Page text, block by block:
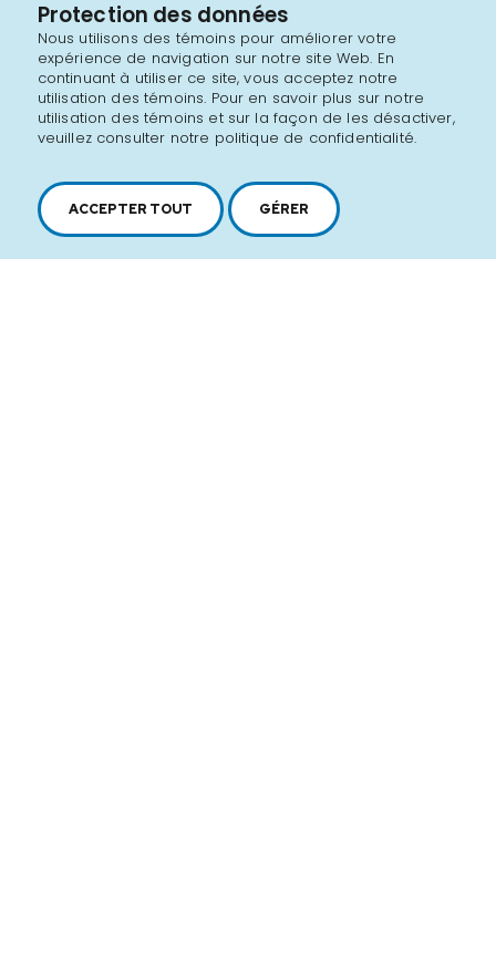
Protection des données
Nous utilisons des témoins pour améliorer votre
expérience de navigation sur notre site Web. En
continuant à utiliser ce site, vous acceptez notre
utilisation des témoins. Pour en savoir plus sur notre
utilisation des témoins et sur la façon de les désactiver,
veuillez consulter notre politique de confidentialité.
ACCEPTER TOUT GÉRER